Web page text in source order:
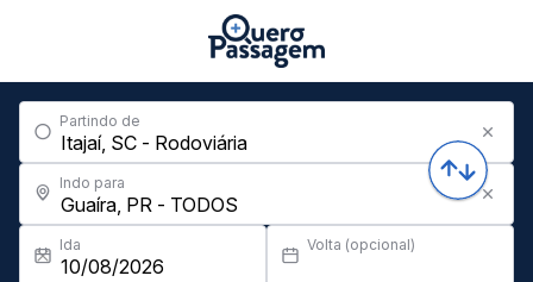
Partindo de
Indo para
Ida Volta (opcional)